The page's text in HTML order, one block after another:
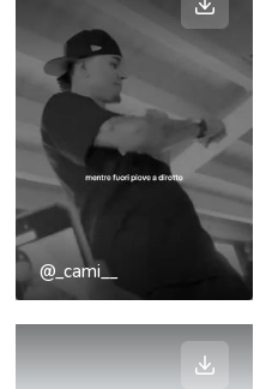
@_cami__